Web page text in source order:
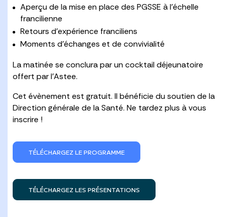
Aperçu de la mise en place des PGSSE à l’échelle
francilienne
Retours d’expérience franciliens
Moments d’échanges et de convivialité
La matinée se conclura par un cocktail déjeunatoire
offert par l’Astee.
Cet évènement est gratuit. Il bénéficie du soutien de la
Direction générale de la Santé. Ne tardez plus à vous
inscrire !
TÉLÉCHARGEZ LE PROGRAMME
TÉLÉCHARGEZ LES PRÉSENTATIONS